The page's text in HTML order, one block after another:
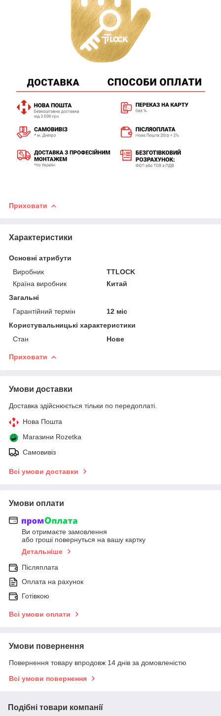
Приховати
Характеристики
Основні атрибути
Виробник
TTLOCK
Країна виробник
Китай
Загальні
Гарантійний термін
12 міс
Користувальницькі характеристики
Стан
Нове
Приховати
Умови доставки
Доставка здійснюється тільки по передоплаті.
Нова Пошта
Магазини Rozetka
Самовивіз
Всі умови доставки
Умови оплати
Ви отримаєте замовлення
або гроші повернуться на вашу картку
Детальніше
Післяплата
Оплата на рахунок
Готівкою
Всі умови оплати
Умови повернення
Повернення товару впродовж 14 днів за домовленістю
Всі умови повернення
Подібні товари компанії